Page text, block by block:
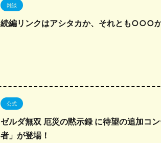
雑談
続編リンクはアシタカか、それとも○○○
公式
ゼルダ無双 厄災の黙示録 に待望の追加コ
者」が登場！